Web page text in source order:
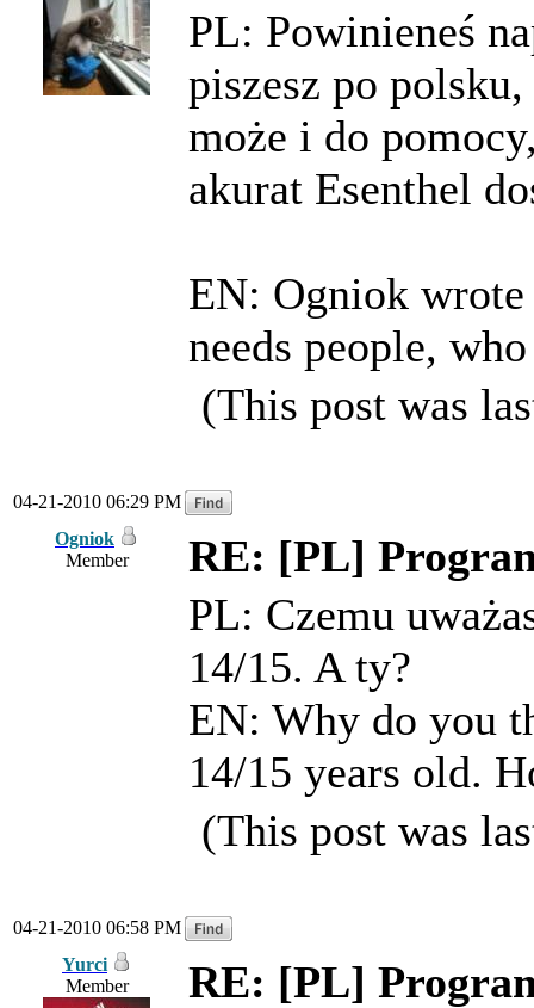
PL: Powinieneś
piszesz po
może i do
akurat Esenthel
EN: Ogniok wrote
needs people,
(This post was
04-21-2010 06:29 PM
Ogniok
Member
RE: [PL]
PL: Czemu
14/15. A ty?
EN: Why do you
14/15 years old.
(This post was
04-21-2010 06:58 PM
Yurci
Member
RE: [PL]